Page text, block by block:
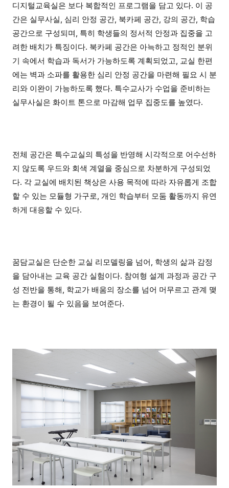
디지털교육실은 보다 복합적인 프로그램을 담고 있다. 이 공
간은 실무사실, 심리 안정 공간, 북카페 공간, 강의 공간, 학습
공간으로 구성되며, 특히 학생들의 정서적 안정과 집중을 고
려한 배치가 특징이다. 북카페 공간은 아늑하고 정적인 분위
기 속에서 학습과 독서가 가능하도록 계획되었고, 교실 한편
에는 벽과 소파를 활용한 심리 안정 공간을 마련해 필요 시 분
리와 이완이 가능하도록 했다. 특수교사가 수업을 준비하는
실무사실은 화이트 톤으로 마감해 업무 집중도를 높였다.
전체 공간은 특수교실의 특성을 반영해 시각적으로 어수선하
지 않도록 우드와 회색 계열을 중심으로 차분하게 구성되었
다. 각 교실에 배치된 책상은 사용 목적에 따라 자유롭게 조합
할 수 있는 모듈형 가구로, 개인 학습부터 모둠 활동까지 유연
하게 대응할 수 있다.
꿈담교실은 단순한 교실 리모델링을 넘어, 학생의 삶과 감정
을 담아내는 교육 공간 실험이다. 참여형 설계 과정과 공간 구
성 전반을 통해, 학교가 배움의 장소를 넘어 머무르고 관계 맺
는 환경이 될 수 있음을 보여준다.